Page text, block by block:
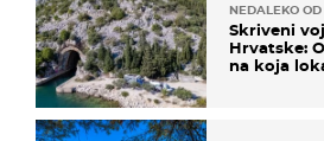
NEDALEKO
Skriveni
Hrvatske:
na koja